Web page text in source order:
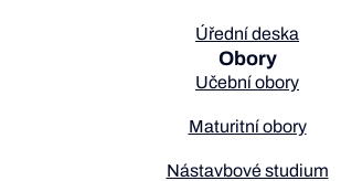
Úřední deska
Obory
Učební obory
Maturitní obory
Nástavbové studium